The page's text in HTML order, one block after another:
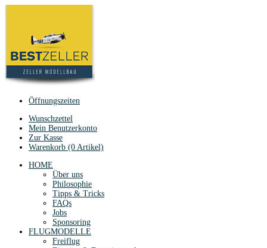
Öffnungszeiten
Wunschzettel
Mein Benutzerkonto
Zur Kasse
Warenkorb (0 Artikel)
HOME
Über uns
Philosophie
Tipps & Tricks
FAQs
Jobs
Sponsoring
FLUGMODELLE
Freiflug